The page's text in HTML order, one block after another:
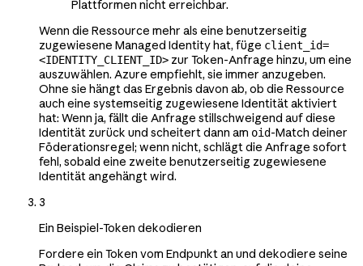
Plattformen nicht erreichbar.
Wenn die Ressource mehr als eine benutzerseitig
zugewiesene Managed Identity hat, füge client_id=
<IDENTITY_CLIENT_ID> zur Token-Anfrage hinzu, um eine
auszuwählen. Azure empfiehlt, sie immer anzugeben.
Ohne sie hängt das Ergebnis davon ab, ob die Ressource
auch eine systemseitig zugewiesene Identität aktiviert
hat: Wenn ja, fällt die Anfrage stillschweigend auf diese
Identität zurück und scheitert dann am oid-Match deiner
Föderationsregel; wenn nicht, schlägt die Anfrage sofort
fehl, sobald eine zweite benutzerseitig zugewiesene
Identität angehängt wird.
3
Ein Beispiel-Token dekodieren
Fordere ein Token vom Endpunkt an und dekodiere seine